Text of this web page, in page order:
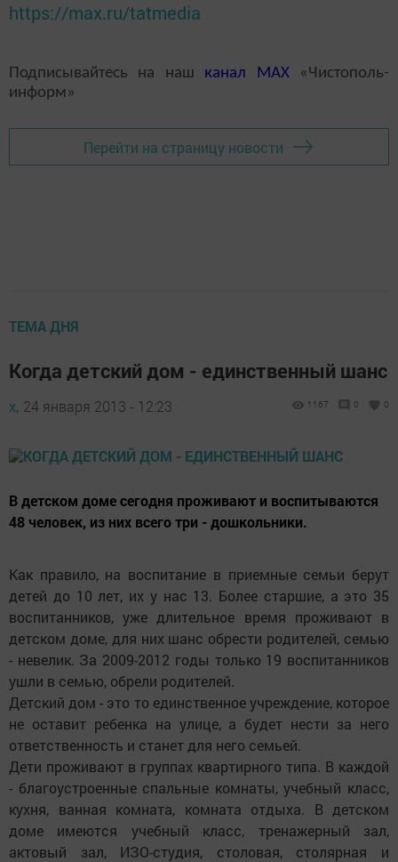
https://max.ru/tatmedia
Подписывайтесь на наш канал MAX«Чистополь-
информ»
Перейти на страницу новости
ТЕМА ДНЯ
Когда детский дом - единственный шанс
х, 24 января 2013 - 12:23 1167 0 0
В детском доме сегодня проживают и воспитываются
48 человек, из них всего три - дошкольники.
Как правило, на воспитание в приемные семьи берут
детей до 10 лет, их у нас 13. Более старшие, а это 35
воспитанников, уже длительное время проживают в
детском доме, для них шанс обрести родителей, семью
- невелик. За 2009-2012 годы только 19 воспитанников
ушли в семью, обрели родителей.
Детский дом - это то единственное учреждение, которое
не оставит ребенка на улице, а будет нести за него
ответственность и станет для него семьей.
Дети проживают в группах квартирного типа. В каждой
- благоустроенные спальные комнаты, учебный класс,
кухня, ванная комната, комната отдыха. В детском
доме имеются учебный класс, тренажерный зал,
актовый зал, ИЗО-студия, столовая, столярная и